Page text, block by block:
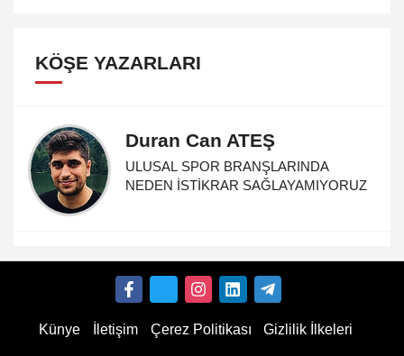
KÖŞE YAZARLARI
Duran Can ATEŞ
ULUSAL SPOR BRANŞLARINDA
NEDEN İSTİKRAR SAĞLAYAMIYORUZ
Künye İletişim Çerez Politikası Gizlilik İlkeleri